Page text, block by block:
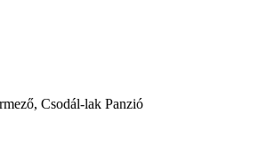
Csodál-lak Panzió